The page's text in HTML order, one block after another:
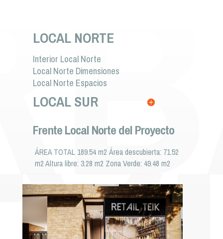
LOCAL NORTE
Interior Local Norte
Local Norte Dimensiones
Local Norte Espacios
LOCAL SUR
Frente Local Norte del Proyecto
ÁREA TOTAL 189.54 m2 Área descubierta: 71.52
m2 Altura libre: 3.28 m2 Zona Verde: 49.48 m2